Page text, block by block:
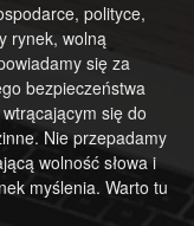
polityce,
rynek, wolną
się za
bezpieczeństwa
się do
Nie przepadamy
wolność słowa i
myślenia. Warto tu